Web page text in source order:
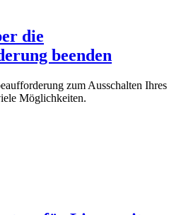
die
beenden
zum Ausschalten Ihres
Möglichkeiten.